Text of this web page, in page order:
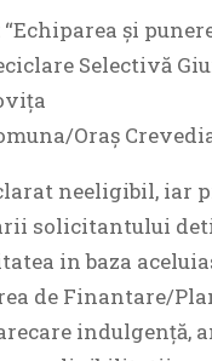
și
Selectivă
Oraș
neeligibil, iar
solicitantului
in baza
de Finantare/